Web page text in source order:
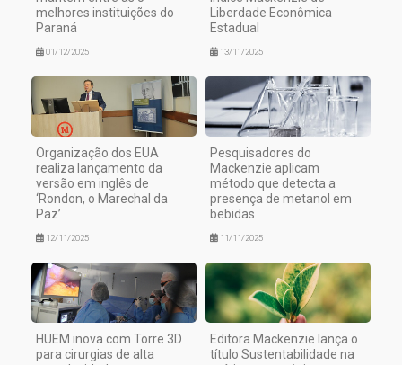
melhores instituições do
Paraná
01/12/2025
Liberdade Econômica
Estadual
13/11/2025
Organização dos EUA
realiza lançamento da
versão em inglês de
‘Rondon, o Marechal da
Paz’
12/11/2025
Pesquisadores do
Mackenzie aplicam
método que detecta a
presença de metanol em
bebidas
11/11/2025
HUEM inova com Torre 3D
para cirurgias de alta
Editora Mackenzie lança o
título Sustentabilidade na